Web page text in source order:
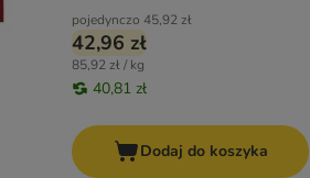
pojedynczo 45,92 zł
42,96 zł
85,92 zł / kg
40,81 zł
Dodaj do koszyka